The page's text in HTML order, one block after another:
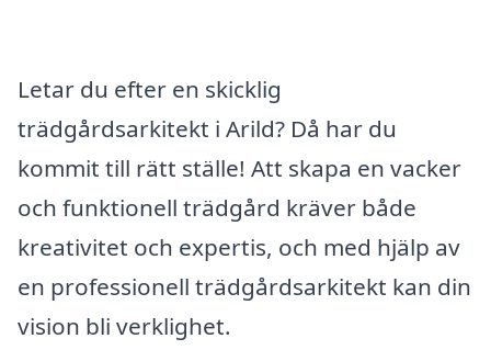
Letar du efter en skicklig
trädgårdsarkitekt i Arild? Då har du
kommit till rätt ställe! Att skapa en vacker
och funktionell trädgård kräver både
kreativitet och expertis, och med hjälp av
en professionell trädgårdsarkitekt kan din
vision bli verklighet.